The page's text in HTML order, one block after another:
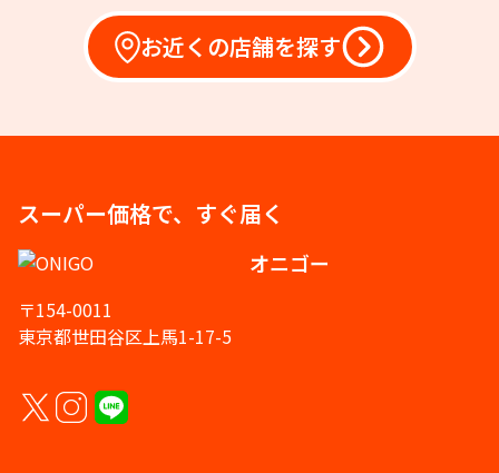
お近くの店舗を探す
スーパー価格で、すぐ届く
オニゴー
〒154-0011
東京都世田谷区上馬1-17-5